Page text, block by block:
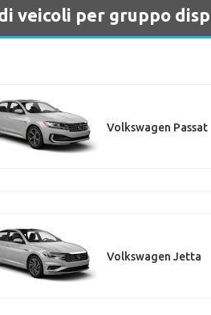
veicoli per gruppo
Volkswagen Passat
Volkswagen Jetta